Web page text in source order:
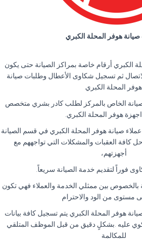
هوفر المحلة الكبري
الكبري أرقام خاصة بمراكز الصيانة حتى يكون
ثم تسجيل شكاوى الأعطال وطلبات صيانة
هوفر المحلة الكبري
الخاص بالمركز لطلب كادر بشري متخصص
هوفر المحلة الكبري.
صيانة هوفر المحلة الكبري في قسم الصيانة
كافة العقبات والمشكلات التي تواجههم مع
أجهزتهم،
فوراً لتقديم خدمة الصيانة سريعاً.
بين ممثلي الخدمة والعملاء فهي تكون
مستوى من الود والاحترام
هوفر المحلة الكبري يتم تسجيل كافة بيانات
عليه .بشكلٍ دقيق من قبل الموظف المتلقي
للمكالمة